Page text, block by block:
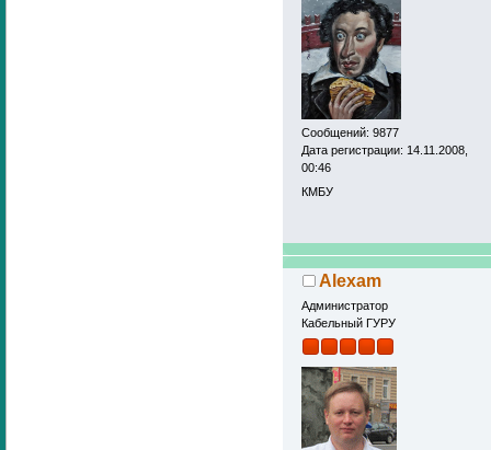
Сообщений: 9877
Дата регистрации: 14.11.2008,
00:46
КМБУ
Alexam
Администратор
Кабельный ГУРУ